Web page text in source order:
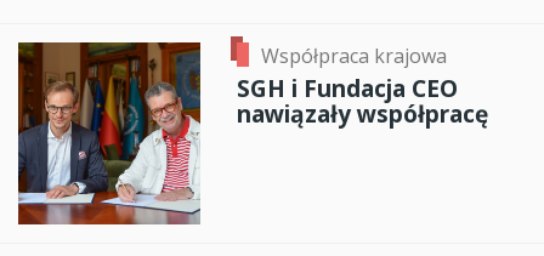
Współpraca krajowa
SGH i Fundacja CEO
nawiązały współpracę